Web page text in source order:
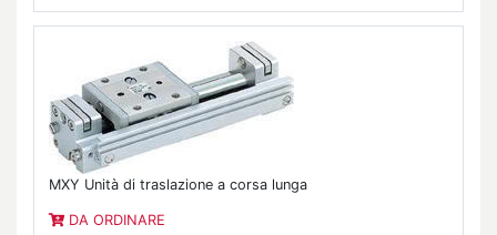
MXY Unità di traslazione a corsa lunga
DA ORDINARE